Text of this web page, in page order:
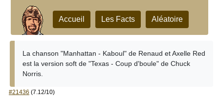
Accueil Les Facts Aléatoire
La chanson "Manhattan - Kaboul" de Renaud et Axelle Red
est la version soft de "Texas - Coup d'boule" de Chuck
Norris.
#21436 (7.12/10)